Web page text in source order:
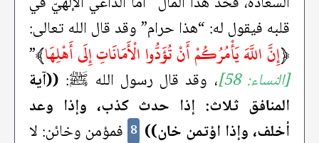
قلبه فيقول له: “هذا حرام” وقد قال الله تعالى:
﴿إِنَّ اللَّهَ يَأْمُرُكُمْ أَنْ تُؤَدُّوا الْأَمَانَاتِ إِلَى أَهْلِهَا﴾”
[النساء: 58]
، وقد قال رسول الله ﷺ: ((آية
المنافق ثلاث: إذا حدث كذب، وإذا وعد
أخلف، وإذا اؤتمن خان)) 8 فمؤمن وخائن: لا